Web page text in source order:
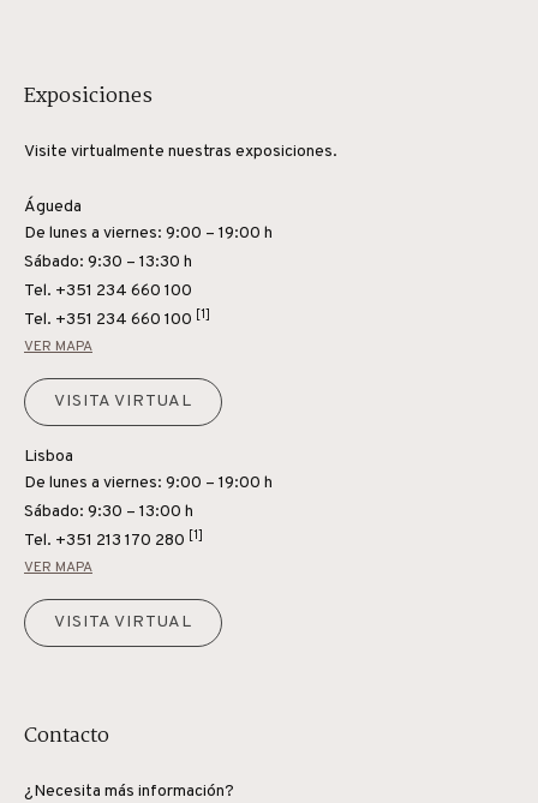
Exposiciones
Visite virtualmente nuestras exposiciones.
Águeda
De lunes a viernes: 9:00 – 19:00 h
Sábado: 9:30 – 13:30 h
Tel. +351 234 660 100
Tel. +351 234 660 100 [1]
VER MAPA
VISITA VIRTUAL
Lisboa
De lunes a viernes: 9:00 – 19:00 h
Sábado: 9:30 – 13:00 h
Tel. +351 213 170 280 [1]
VER MAPA
VISITA VIRTUAL
Contacto
¿Necesita más información?